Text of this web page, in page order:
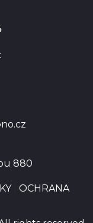
880
| OCHRANA